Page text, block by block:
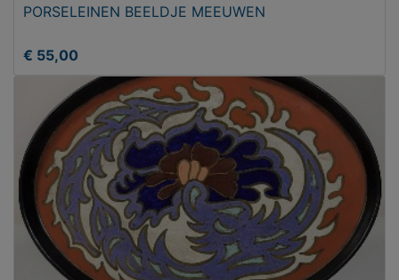
PORSELEINEN BEELDJE MEEUWEN
€ 55,00